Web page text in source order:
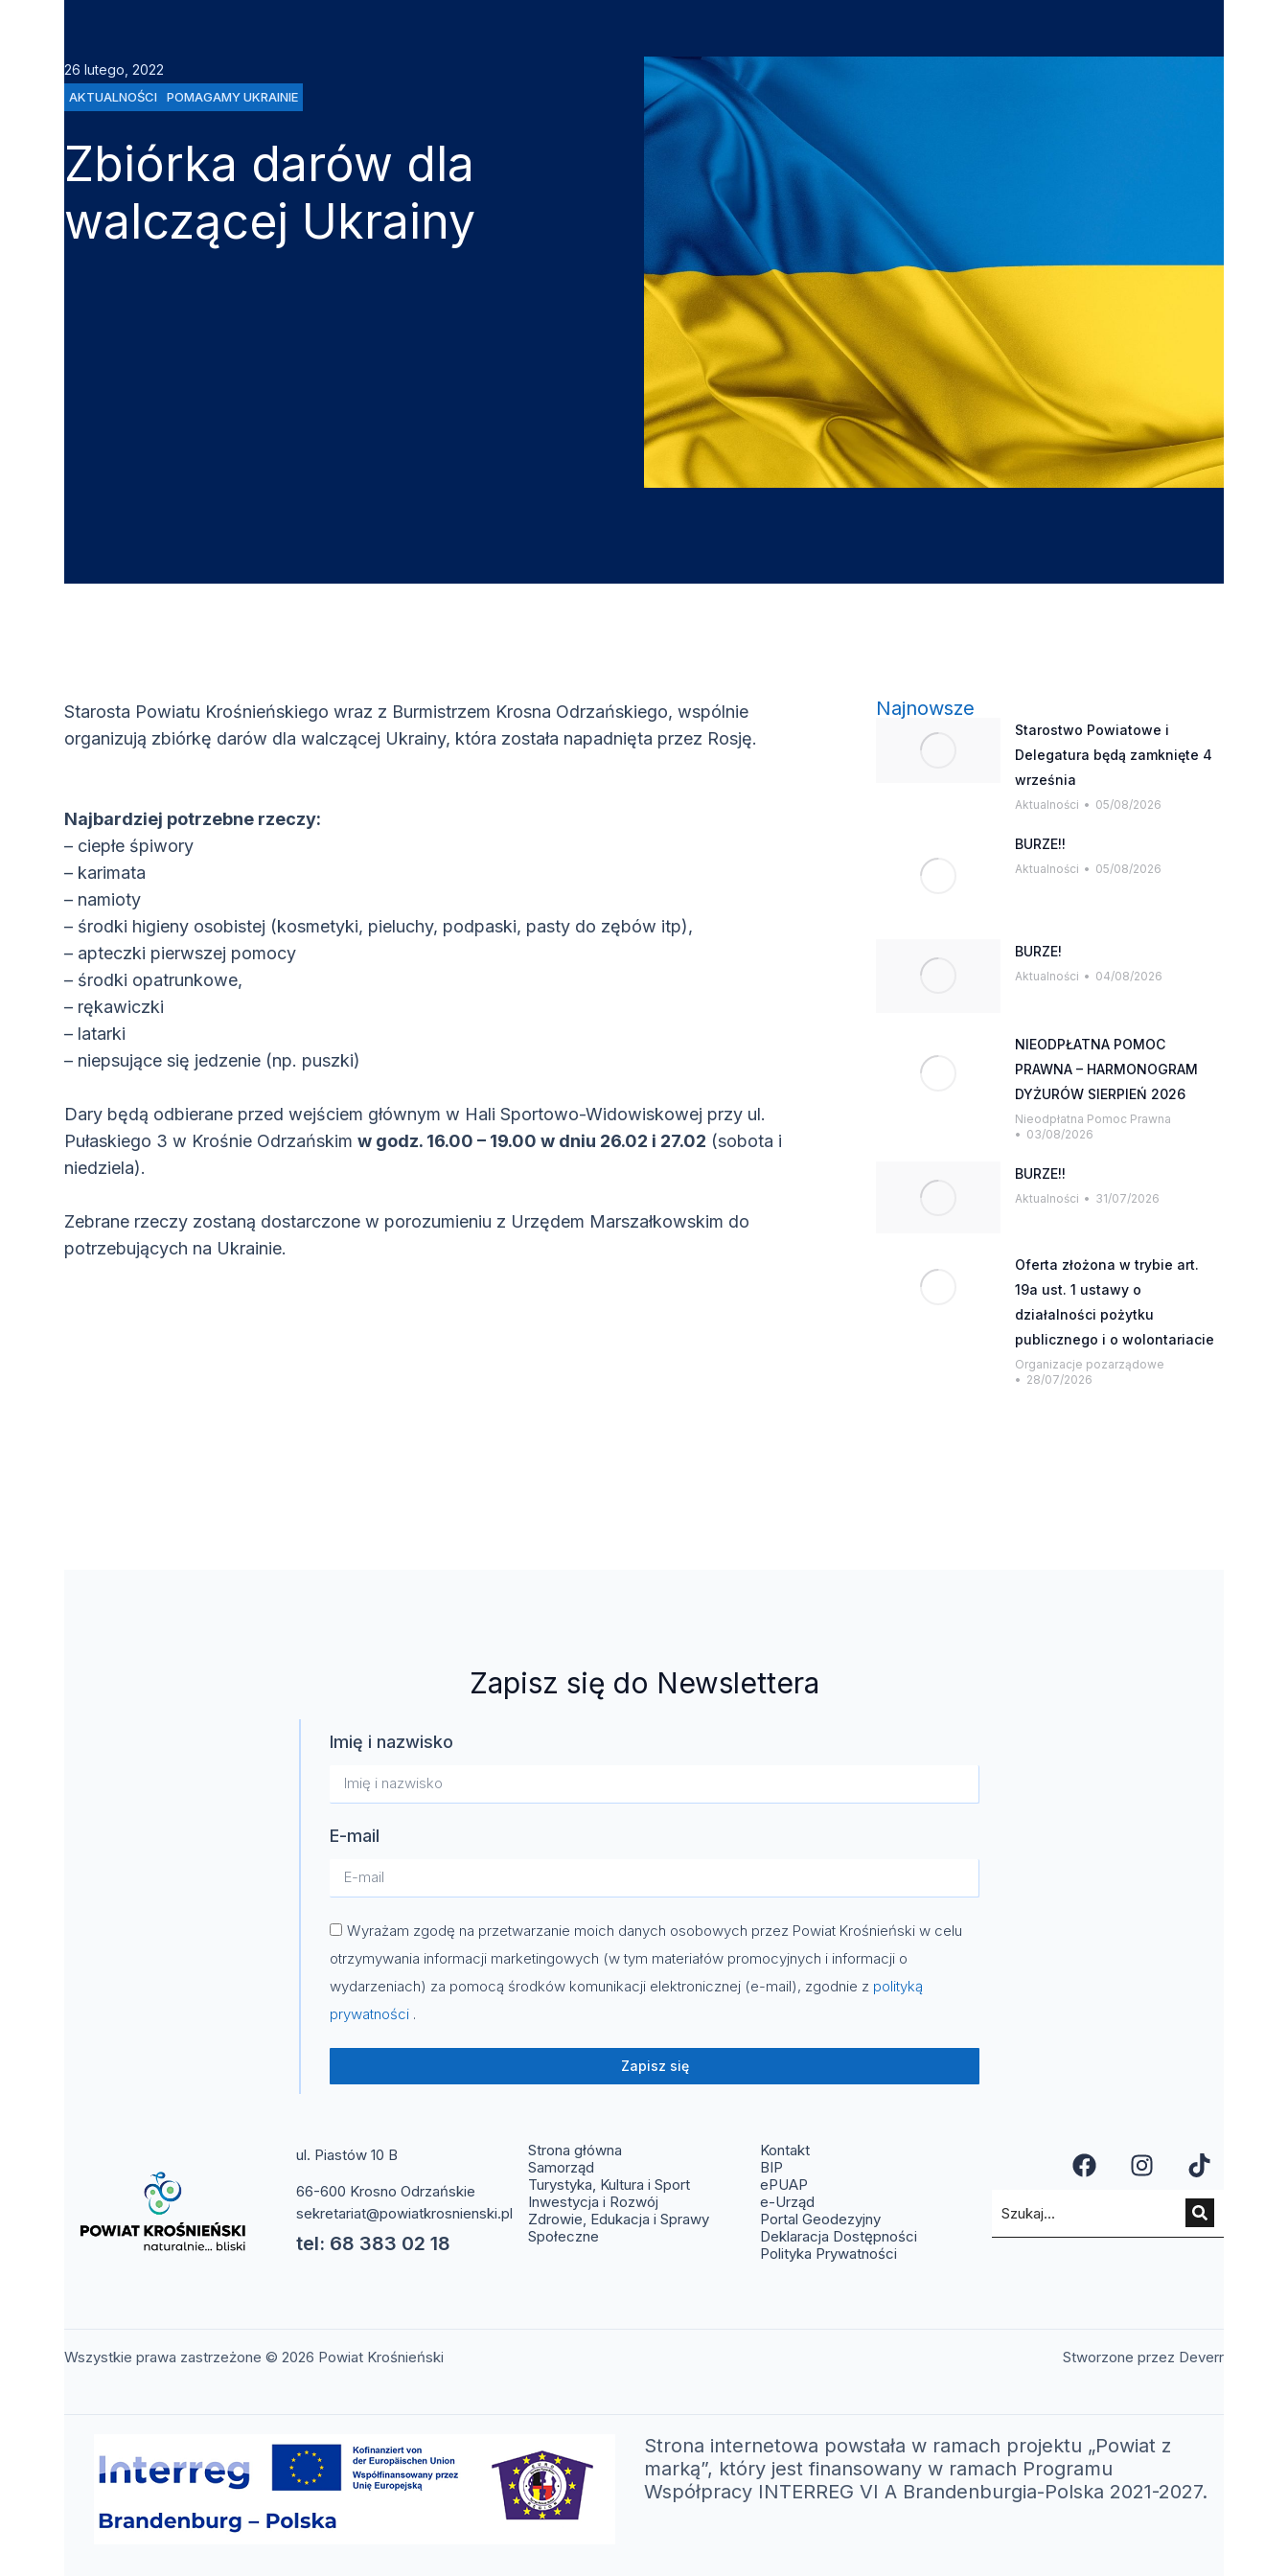
26 lutego, 2022
AKTUALNOŚCI POMAGAMY UKRAINIE
Zbiórka darów dla
walczącej Ukrainy
Starosta Powiatu Krośnieńskiego wraz z Burmistrzem Krosna Odrzańskiego, wspólnie
organizują zbiórkę darów dla walczącej Ukrainy, która została napadnięta przez Rosję.
Najbardziej potrzebne rzeczy:
– ciepłe śpiwory
– karimata
– namioty
– środki higieny osobistej (kosmetyki, pieluchy, podpaski, pasty do zębów itp),
– apteczki pierwszej pomocy
– środki opatrunkowe,
– rękawiczki
– latarki
– niepsujące się jedzenie (np. puszki)
Dary będą odbierane przed wejściem głównym w Hali Sportowo-Widowiskowej przy ul.
Pułaskiego 3 w Krośnie Odrzańskimw godz. 16.00 – 19.00 w dniu 26.02 i 27.02 (sobota i
niedziela).
Zebrane rzeczy zostaną dostarczone w porozumieniu z Urzędem Marszałkowskim do
potrzebujących na Ukrainie.
Najnowsze
Starostwo Powiatowe i
Delegatura będą zamknięte 4
września
Aktualności 05/08/2026
BURZE!!
Aktualności 05/08/2026
BURZE!
Aktualności 04/08/2026
NIEODPŁATNA POMOC
PRAWNA – HARMONOGRAM
DYŻURÓW SIERPIEŃ 2026
Nieodpłatna Pomoc Prawna
03/08/2026
BURZE!!
Aktualności 31/07/2026
Oferta złożona w trybie art.
19a ust. 1 ustawy o
działalności pożytku
publicznego i o wolontariacie
Organizacje pozarządowe
28/07/2026
Zapisz się do Newslettera
Imię i nazwisko
E-mail
Wyrażam zgodę na przetwarzanie moich danych osobowych przez Powiat Krośnieński w celu
otrzymywania informacji marketingowych (w tym materiałów promocyjnych i informacji o
wydarzeniach) za pomocą środków komunikacji elektronicznej (e-mail), zgodnie z polityką
prywatności .
Zapisz się
ul. Piastów 10 B
66-600 Krosno Odrzańskie
sekretariat@powiatkrosnienski.pl
tel: 68 383 02 18
Strona główna
Samorząd
Turystyka, Kultura i Sport
Inwestycja i Rozwój
Zdrowie, Edukacja i Sprawy
Społeczne
Kontakt(otwiera się w nowym oknie)
BIP(otwiera się w nowym oknie)
ePUAP(otwiera się w nowym oknie)
e-Urząd(otwiera się w nowym oknie)
Portal Geodezyjny(otwiera się w nowym oknie)
Deklaracja Dostępności
Polityka Prywatności
(otwiera się w
(otwiera się
Wszystkie prawa zastrzeżone © 2026 Powiat Krośnieński Stworzone przez Deverr(otwiera
Strona internetowa powstała w ramach projektu „Powiat z
marką”, który jest finansowany w ramach Programu
Współpracy INTERREG VI A Brandenburgia-Polska 2021-2027.